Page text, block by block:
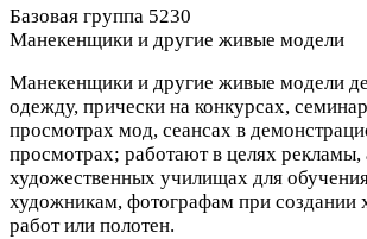
Базовая группа 5230
Манекенщики и другие живые модели
Манекенщики и другие живые модели
одежду, прически на конкурсах,
просмотрах мод, сеансах в
просмотрах; работают в целях рекламы,
художественных училищах для
художникам, фотографам при создании
работ или полотен.